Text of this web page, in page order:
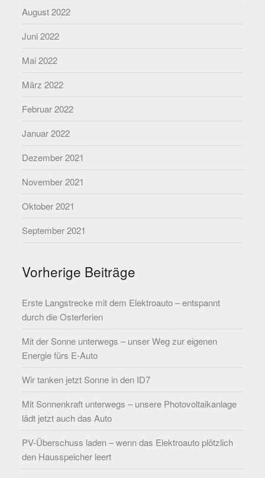
August 2022
Juni 2022
Mai 2022
März 2022
Februar 2022
Januar 2022
Dezember 2021
November 2021
Oktober 2021
September 2021
Vorherige Beiträge
Erste Langstrecke mit dem Elektroauto – entspannt
durch die Osterferien
Mit der Sonne unterwegs – unser Weg zur eigenen
Energie fürs E-Auto
Wir tanken jetzt Sonne in den ID7
Mit Sonnenkraft unterwegs – unsere Photovoltaikanlage
lädt jetzt auch das Auto
PV-Überschuss laden – wenn das Elektroauto plötzlich
den Hausspeicher leert